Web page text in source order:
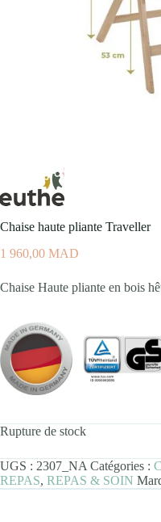
Chaise haute pliante Traveller
1 960,00 MAD
Chaise Haute pliante en bois
Rupture de stock
UGS : 2307_NA Catégories :
REPAS, REPAS & SOIN